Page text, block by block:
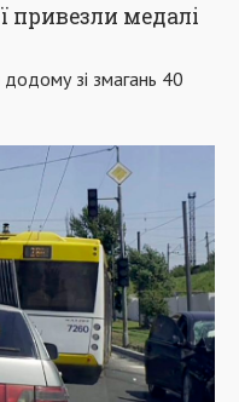
привезли медалі
додому зі змагань 40